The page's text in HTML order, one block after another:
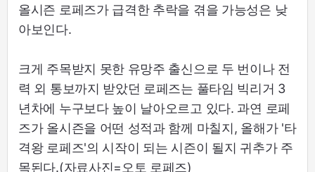
올시즌 로페즈가 급격한 추락을 겪을 가능성은 낮
아보인다.
크게 주목받지 못한 유망주 출신으로 두 번이나 전
력 외 통보까지 받았던 로페즈는 풀타임 빅리거 3
년차에 누구보다 높이 날아오르고 있다. 과연 로페
즈가 올시즌을 어떤 성적과 함께 마칠지, 올해가 '타
격왕 로페즈'의 시작이 되는 시즌이 될지 귀추가 주
목된다.(자료사진=오토 로페즈)